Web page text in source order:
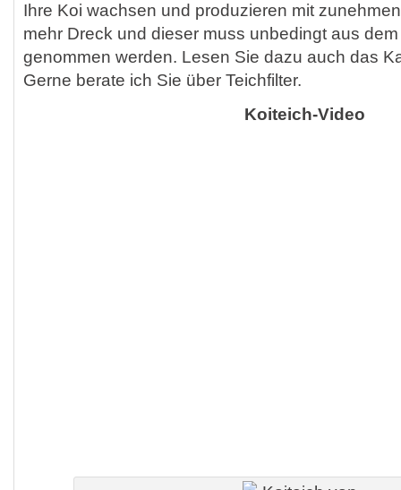
Ihre Koi wachsen und produzieren mit
mehr Dreck und dieser muss unbedingt aus
genommen werden. Lesen Sie dazu auch das
Gerne berate ich Sie über Teichfilter.
Koiteich-Video